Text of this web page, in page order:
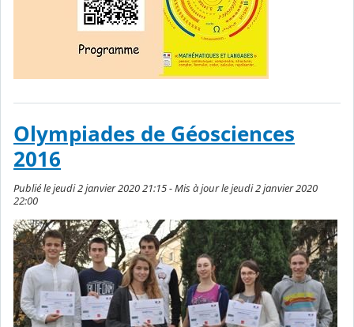
Olympiades de Géosciences
2016
Publié le jeudi 2 janvier 2020 21:15 - Mis à jour le jeudi 2 janvier 2020
22:00